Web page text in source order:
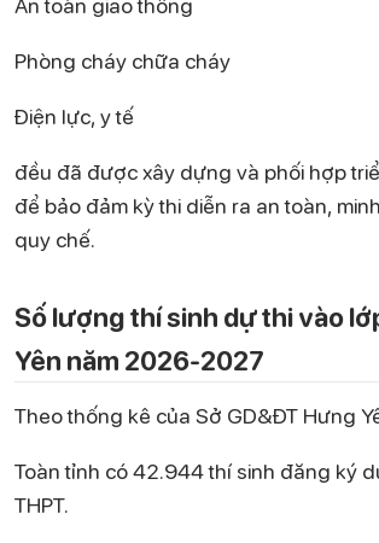
Phòng cháy chữa cháy
Điện lực, y tế
đều đã được xây dựng và phối hợp
để bảo đảm kỳ thi diễn ra an toàn,
quy chế.
Số lượng thí sinh dự thi vào
Yên năm 2026-2027
Theo thống kê của Sở GD&ĐT Hưng
Toàn tỉnh có 42.944 thí sinh đăng ký
THPT.